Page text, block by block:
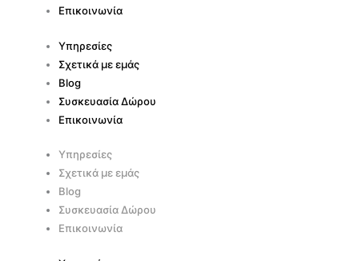
Επικοινωνία
Υπηρεσίες
Σχετικά με εμάς
Blog
Συσκευασία Δώρου
Επικοινωνία
Υπηρεσίες
Σχετικά με εμάς
Blog
Συσκευασία Δώρου
Επικοινωνία